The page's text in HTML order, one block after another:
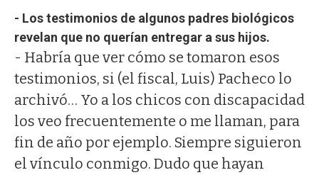
- Los testimonios de algunos padres biológicos
revelan que no querían entregar a sus hijos.
- Habría que ver cómo se tomaron esos
testimonios, si (el fiscal, Luis) Pacheco lo
archivó… Yo a los chicos con discapacidad
los veo frecuentemente o me llaman, para
fin de año por ejemplo. Siempre siguieron
el vínculo conmigo. Dudo que hayan